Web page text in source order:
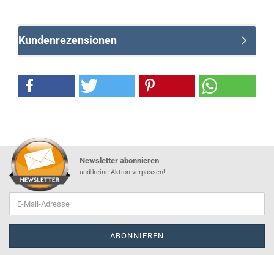
Kundenrezensionen
Newsletter abonnieren
und keine Aktion verpassen!